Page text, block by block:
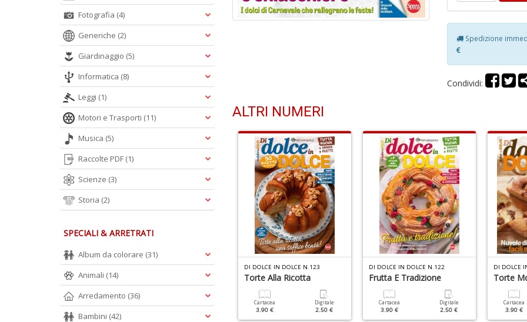
Spedizione
€
Condividi:
ALTRI NUMERI
DOLCE IN DOLCE N.109
Digitale
1.50 €
DI DOLCE IN DOLCE N.108 DI DOLCE IN DOLCE N.123
Torte Alla Ricotta
Cartacea
3.90 €
Digitale
2.50 €
DI DOLCE IN DOLCE N.122
Frutta E Tradizione
Cartacea
3.90 €
Digitale
2.50 €
DI DOLCE
Torte
Cartacea
3.90 €
Fotografia (4)
Generiche (2)
Giardinaggio (5)
Informatica (8)
Leggi (1)
Motori e Trasporti (11)
Musica (5)
Raccolte PDF (1)
Scienze (3)
Storia (2)
SPECIALI & ARRETRATI
Album da colorare (31)
Animali (14)
Arredamento (36)
Bambini (42)